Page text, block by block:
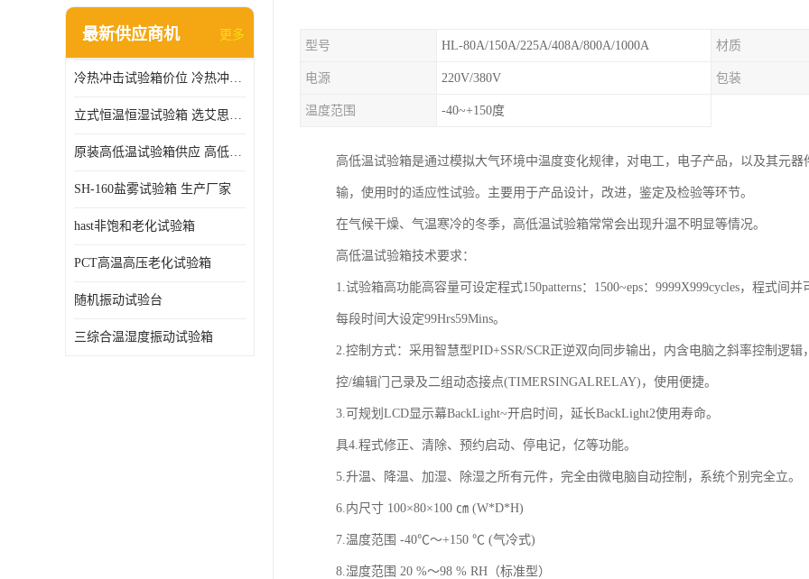
淋雨试验箱(沙尘)
高压加速老化试验箱
最新供应商机 更多
冷热冲击试验箱价位 冷热冲击试验设备 非标定制
立式恒温恒湿试验箱 选艾思荔厂家
原装高低温试验箱供应 高低温交变湿热试验箱
SH-160盐雾试验箱 生产厂家
hast非饱和老化试验箱
PCT高温高压老化试验箱
随机振动试验台
三综合温湿度振动试验箱
型号 HL-80A/150A/225A/408A/800A/1000A 材质
电源 220V/380V 包装
温度范围 -40~+150度
高低温试验箱是通过模拟大气环境中温度变化规律，对电工，电子产品，以及其元
输，使用时的适应性试验。主要用于产品设计，改进，鉴定及检验等环节。
在气候干燥、气温寒冷的冬季，高低温试验箱常常会出现升温不明显等情况。
高低温试验箱技术要求：
1.试验箱高功能高容量可设定程式150patterns：1500~eps：9999X999cycles，程式间
每段时间大设定99Hrs59Mins。
2.控制方式：采用智慧型PID+SSR/SCR正逆双向同步输出，内含电脑之斜率控制逻
控/编辑门己录及二组动态接点(TIMERSINGALRELAY)，使用便捷。
3.可规划LCD显示幕BackLight~开启时间，延长BackLight2使用寿命。
具4.程式修正、清除、预约启动、停电记，亿等功能。
5.升温、降温、加湿、除湿之所有元件，完全由微电脑自动控制，系统个别完全立。
6.内尺寸 100×80×100 ㎝ (W*D*H)
7.温度范围 -40℃～+150 ℃ (气冷式)
8.湿度范围 20 %～98 % RH（标准型）